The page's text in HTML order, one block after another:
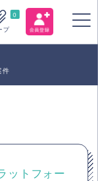
0
プ
件
ットフォー